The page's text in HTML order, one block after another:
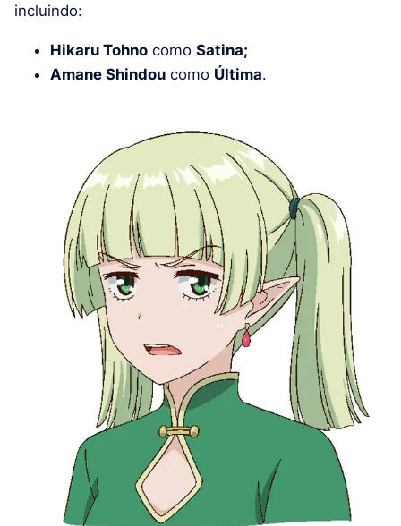
incluindo:
Hikaru Tohno como Satina;
Amane Shindou como Última.